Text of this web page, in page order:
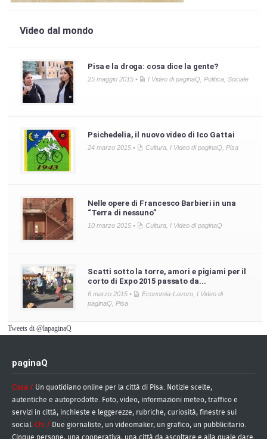
Video dal mondo
Pisa e la droga: cosa dice la gente?
25 maggio 2015 • I Video di paginaQ Politica, Sociale
Psichedelia, il nuovo video di Ico Gattai
24 marzo 2015 • Cultura, I Video di paginaQ Pisa
Nelle opere di Francesco Barbieri in una
“Terra di nessuno”
10 marzo 2015 • Cultura, I Video di paginaQ
Scatti sotto la torre, amori e pigiami per il
corto di Expo 2015 passato da...
6 marzo 2015 • Economia-Lavoro, I Video di
paginaQ Pisa
Tweets di @lapaginaQ
paginaQ
Cosa / Un quotidiano online per la città di Pisa. Notizie scelte,
autentiche e autoprodotte. Foto, video, informazioni meteo, traffico e
servizi in città, inchieste e leggerezze, rubriche, curiosità, finestre sui
social. Chi / Due giornaliste, un videomaker, un grafico, un pubblicitario.
Cinque persone, una cooperativa, una città da ascoltare e alla quale dare